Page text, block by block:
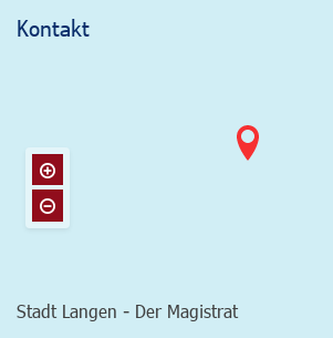
Kontakt
Stadt Langen - Der Magistrat